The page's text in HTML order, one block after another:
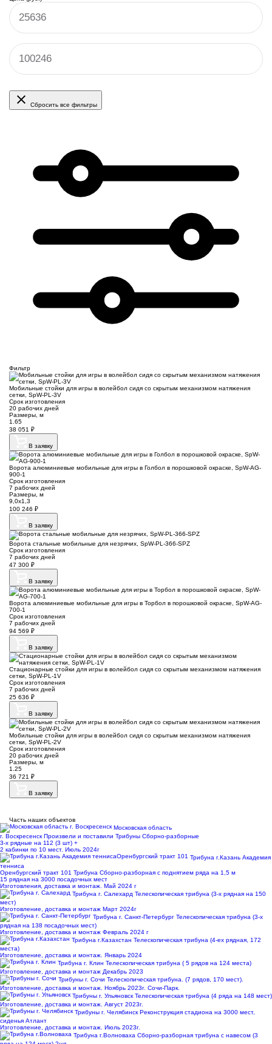
Сбросить все фильтры
Фильтр
Мобильные стойки для игры в волейбол сидя со скрытым механизмом натяжения
сетки, SpW-PL-3V
Срок изготовления
20 рабочих дней
Размеры, м
1.65
38 051 ₽
В заявку
Ворота алюминиевые мобильные для игры в Голбол в порошковой окраске, SpW-AG-
900-1
Срок изготовления
7 рабочих дней
Размеры, м
9,0х1,3
100 246 ₽
В заявку
Ворота стальные мобильные для незрячих, SpW-PL-366-SPZ
Срок изготовления
7 рабочих дней
47 300 ₽
В заявку
Ворота алюминиевые мобильные для игры в Торбол в порошковой окраске, SpW-AG-
700-1
Срок изготовления
7 рабочих дней
94 569 ₽
В заявку
Стационарные стойки для игры в волейбол сидя со скрытым механизмом натяжения
сетки, SpW-PL-1V
Срок изготовления
7 рабочих дней
25 636 ₽
В заявку
Мобильные стойки для игры в волейбол сидя со скрытым механизмом натяжения
сетки, SpW-PL-2V
Срок изготовления
20 рабочих дней
Размеры, м
1.25
36 721 ₽
В заявку
Часть наших объектов
Московская область
г. Воскресенск Произвели и поставили Трибуны Сборно-разборные
3-х рядные на 112 (3 шт) +
2 кабинки по 10 мест. Июль 2024г
Трибуна г.Казань Академия
тенниса
Оренбургский тракт 101 Трибуна Сборно-разборная с поднятием ряда на 1,5 м
15 рядная на 3000 посадочных мест
Изготовления, доставка и монтаж. Май 2024 г
Трибуна г. Салехард Телескопическая трибуна (3-х рядная на 150
мест)
Изготовление, доставка и монтаж Март 2024г
Трибуна г. Санкт-Петербург Телескопическая трибуна (3-х
рядная на 138 посадочных мест)
Изготовление, доставка и монтаж Февраль 2024 г
Трибуна г.Казахстан Телескопическая трибуна (4-ех рядная, 172
места)
Изготовление, доставка и монтаж. Январь 2024
Трибуна г. Клин Телескопическая трибуна ( 5 рядов на 124 места)
Изготовление, доставка и монтаж Декабрь 2023
Трибуны г. Сочи Телескопическая трибуна. (7 рядов, 170 мест).
Изготовление, доставка и монтаж. Ноябрь 2023г. Сочи-Парк.
Трибуны г. Ульяновск Телескопическая трибуна (4 ряда на 148 мест)
Изготовление, доставка и монтаж. Август 2023г.
Трибуны г. Челябинск Реконструкция стадиона на 3000 мест,
сиденья Атлант
Изготовление, доставка и монтаж. Июль 2023г.
Трибуна г.Волноваха Сборно-разборная трибуна с навесом (3